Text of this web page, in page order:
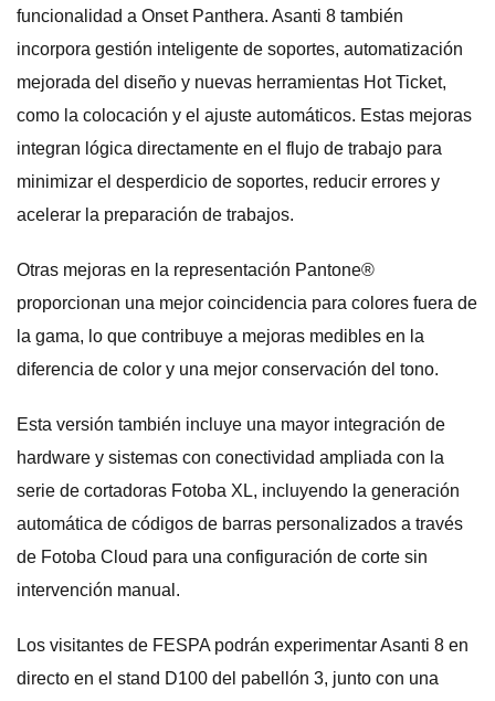
funcionalidad a Onset Panthera. Asanti 8 también
incorpora gestión inteligente de soportes, automatización
mejorada del diseño y nuevas herramientas Hot Ticket,
como la colocación y el ajuste automáticos. Estas mejoras
integran lógica directamente en el flujo de trabajo para
minimizar el desperdicio de soportes, reducir errores y
acelerar la preparación de trabajos.
Otras mejoras en la representación Pantone®
proporcionan una mejor coincidencia para colores fuera de
la gama, lo que contribuye a mejoras medibles en la
diferencia de color y una mejor conservación del tono.
Esta versión también incluye una mayor integración de
hardware y sistemas con conectividad ampliada con la
serie de cortadoras Fotoba XL, incluyendo la generación
automática de códigos de barras personalizados a través
de Fotoba Cloud para una configuración de corte sin
intervención manual.
Los visitantes de FESPA podrán experimentar Asanti 8 en
directo en el stand D100 del pabellón 3, junto con una